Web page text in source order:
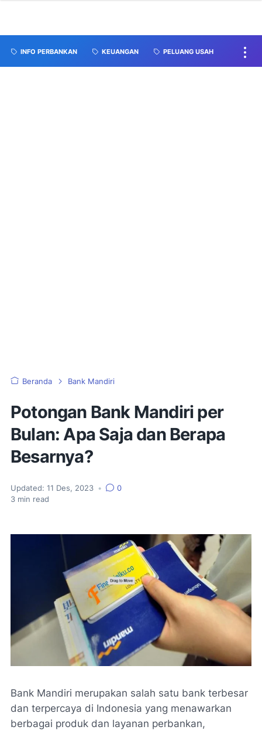
INFO PERBANKAN KEUANGAN PELUANG USAH
Beranda Bank Mandiri
Potongan Bank Mandiri per
Bulan: Apa Saja dan Berapa
Besarnya?
Updated: 11 Des, 2023 •
0
3 min read
Bank Mandiri merupakan salah satu bank terbesar
dan terpercaya di Indonesia yang menawarkan
berbagai produk dan layanan perbankan,